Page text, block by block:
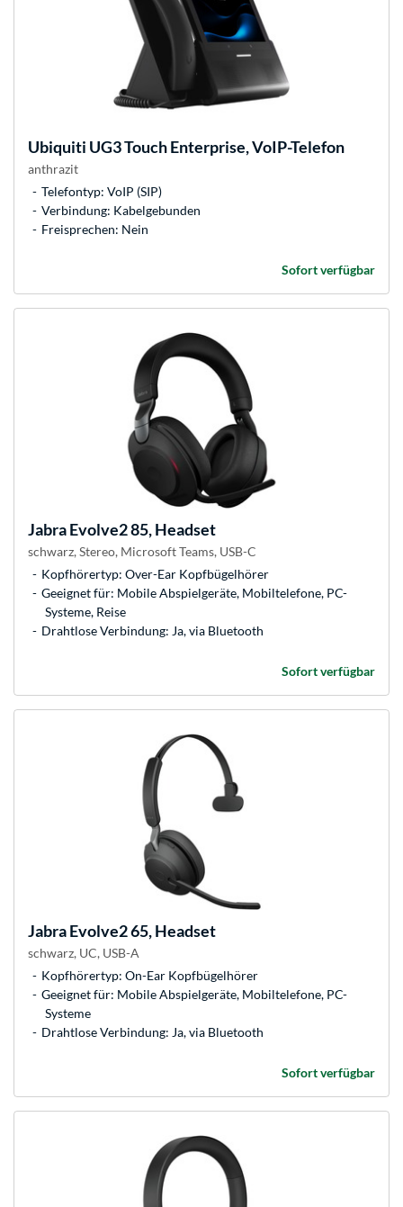
Ubiquiti UG3 Touch Enterprise, VoIP-Telefon
anthrazit
Telefontyp: VoIP (SIP)
Verbindung: Kabelgebunden
Freisprechen: Nein
Sofort verfügbar
JabraEvolve2 85, Headset
schwarz, Stereo, Microsoft Teams, USB-C
Kopfhörertyp: Over-Ear Kopfbügelhörer
Geeignet für: Mobile Abspielgeräte, Mobiltelefone, PC-
Systeme, Reise
Drahtlose Verbindung: Ja, via Bluetooth
Sofort verfügbar
JabraEvolve2 65, Headset
schwarz, UC, USB-A
Kopfhörertyp: On-Ear Kopfbügelhörer
Geeignet für: Mobile Abspielgeräte, Mobiltelefone, PC-
Systeme
Drahtlose Verbindung: Ja, via Bluetooth
Sofort verfügbar